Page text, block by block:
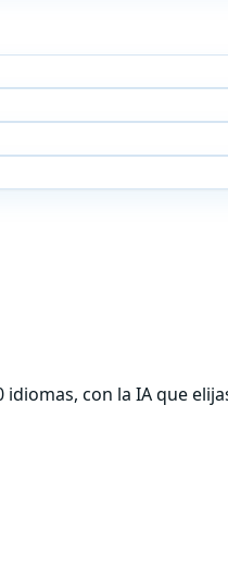
idiomas, con la IA que